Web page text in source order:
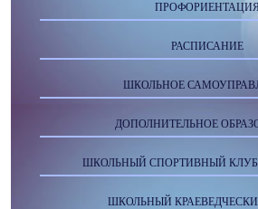
РАСПИСАНИЕ
ШКОЛЬНОЕ
ДОПОЛНИТЕЛЬНОЕ
ШКОЛЬНЫЙ СПОРТИВНЫЙ
ШКОЛЬНЫЙ